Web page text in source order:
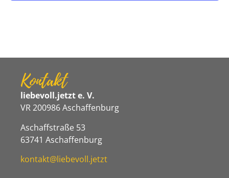
Kontakt
liebevoll.jetzt e. V.
VR 200986 Aschaffenburg
Aschaffstraße 53
63741 Aschaffenburg
kontakt@liebevoll.jetzt